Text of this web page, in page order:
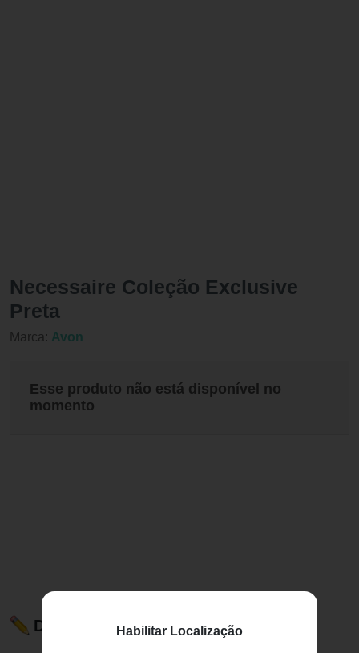
Habilitar Localização
Necessaire Coleção Exclusive
Preta
Marca: Avon
Esse produto não está disponível no
momento
Descrição do Produto